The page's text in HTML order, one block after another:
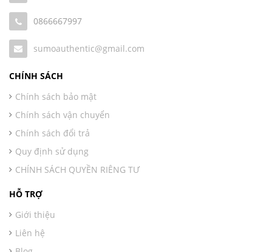
0866667997
sumoauthentic@gmail.com
CHÍNH SÁCH
Chính sách bảo mật
Chính sách vận chuyển
Chính sách đổi trả
Quy định sử dụng
CHÍNH SÁCH QUYỀN RIÊNG TƯ
HỖ TRỢ
Giới thiệu
Liên hệ